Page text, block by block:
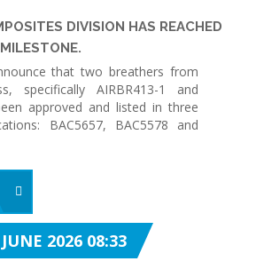
DIVISION HAS REACHED
that two breathers from
specifically AIRBR413-1 and
approved and listed in three
BAC5657, BAC5578 and
2026 08:33